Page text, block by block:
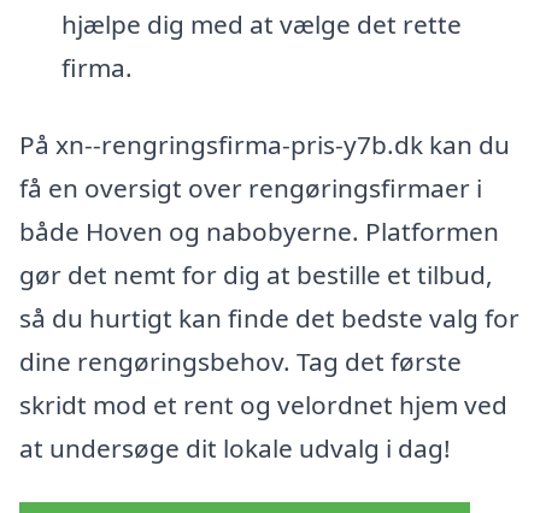
hjælpe dig med at vælge det rette
firma.
På xn--rengringsfirma-pris-y7b.dk kan du
få en oversigt over rengøringsfirmaer i
både Hoven og nabobyerne. Platformen
gør det nemt for dig at bestille et tilbud,
så du hurtigt kan finde det bedste valg for
dine rengøringsbehov. Tag det første
skridt mod et rent og velordnet hjem ved
at undersøge dit lokale udvalg i dag!